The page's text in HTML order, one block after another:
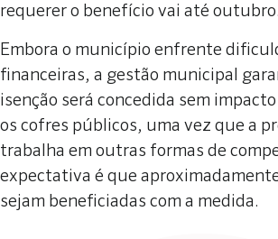
requerer o benefício vai até outubro.
Embora o município enfrente
financeiras, a gestão municipal
isenção será concedida sem
os cofres públicos, uma vez que a
trabalha em outras formas de
expectativa é que
sejam beneficiadas com a medida.